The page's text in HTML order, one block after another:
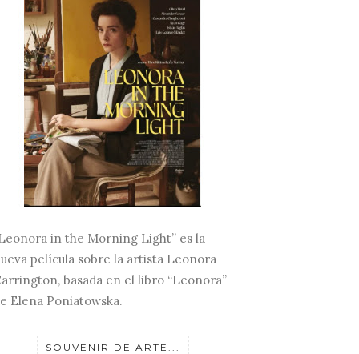
in the Morning Light” es la
película sobre la artista Leonora
basada en el libro “Leonora”
Elena Poniatowska.
SOUVENIR DE ARTE...